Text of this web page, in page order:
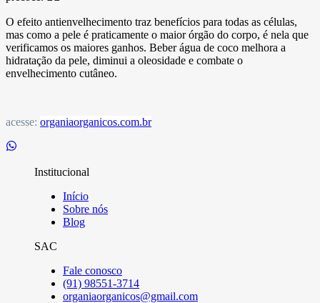
O efeito antienvelhecimento traz benefícios para todas as células,
mas como a pele é praticamente o maior órgão do corpo, é nela que
verificamos os maiores ganhos. Beber água de coco melhora a
hidratação da pele, diminui a oleosidade e combate o
envelhecimento cutâneo.
acesse: organiaorganicos.com.br
Institucional
Início
Sobre nós
Blog
SAC
Fale conosco
(91) 98551-3714
organiaorganicos@gmail.com